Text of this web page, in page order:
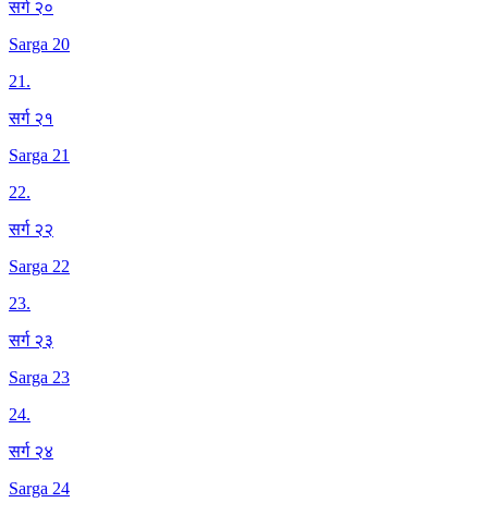
सर्ग २०
Sarga 20
21.
सर्ग २१
Sarga 21
22.
सर्ग २२
Sarga 22
23.
सर्ग २३
Sarga 23
24.
सर्ग २४
Sarga 24